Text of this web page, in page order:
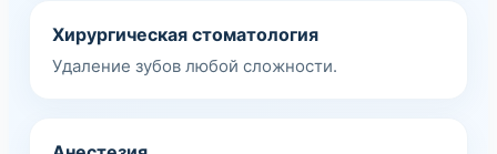
Хирургическая стоматология
Удаление зубов любой сложности.